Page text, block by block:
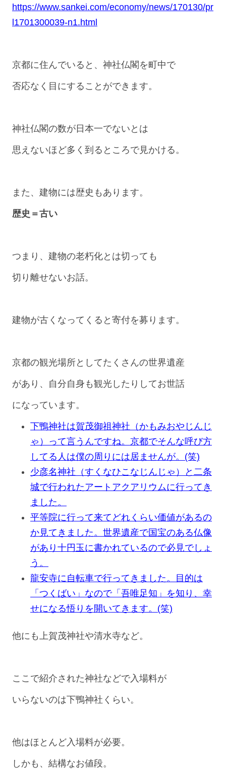
https://www.sankei.com/economy/news/170130/pr
l1701300039-n1.html
京都に住んでいると、神社仏閣を町中で
否応なく目にすることができます。
神社仏閣の数が日本一でないとは
思えないほど多く到るところで見かける。
また、建物には歴史もあります。
歴史＝古い
つまり、建物の老朽化とは切っても
切り離せないお話。
建物が古くなってくると寄付を募ります。
京都の観光場所としてたくさんの世界遺産
があり、自分自身も観光したりしてお世話
になっています。
下鴨神社は賀茂御祖神社（かもみおやじんじ
ゃ）って言うんですね。京都でそんな呼び方
してる人は僕の周りには居ませんが。(笑)
少彦名神社（すくなひこなじんじゃ）と二条
城で行われたアートアクアリウムに行ってき
ました。
平等院に行って来てどれくらい価値があるの
か見てきました。世界遺産で国宝のある仏像
があり十円玉に書かれているので必見でしょ
う。
龍安寺に自転車で行ってきました。目的は
「つくばい」なので「吾唯足知」を知り、幸
せになる悟りを開いてきます。(笑)
他にも上賀茂神社や清水寺など。
ここで紹介された神社などで入場料が
いらないのは下鴨神社くらい。
他はほとんど入場料が必要。
しかも、結構なお値段。